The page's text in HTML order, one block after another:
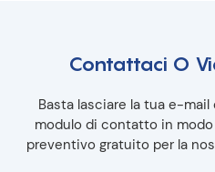
Contattaci O
Basta lasciare la tua e-
modulo di contatto in
preventivo gratuito per la